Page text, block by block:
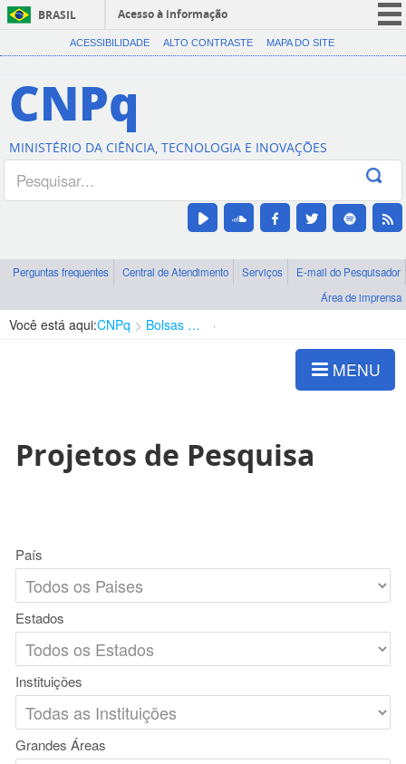
BRASIL
Acesso à informação
CORONAVÍRUS (COVID-19)
Canais
ACESSIBILIDADE ALTO CONTRASTE MAPA DO SITE
CNPq
MINISTÉRIO DA CIÊNCIA, TECNOLOGIA E INOVAÇÕES
Perguntas frequentes Central de Atendimento Serviços
E-mail do Pesquisador
Área de imprensa
Você está aqui:CNPq Bolsas e Auxílios Vigentes
MENU
Projetos de Pesquisa
País
Estados
Instituições
Grandes Áreas